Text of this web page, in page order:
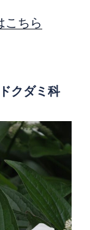
こちら
クダミ科